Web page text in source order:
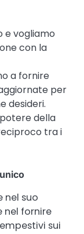
e vogliamo
con la
a fornire
per
desideri.
della
tra i
nel suo
nel fornire
sui